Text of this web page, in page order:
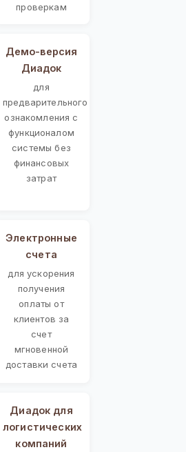
проверкам
Демо-версия
Диадок
для
предварительного
ознакомления с
функционалом
системы без
финансовых
затрат
Электронные
счета
для ускорения
получения
оплаты от
клиентов за
счет
мгновенной
доставки счета
Диадок для
логистических
компаний